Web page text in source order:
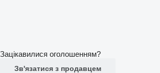
Зацікавилися оголошенням?
Зв'язатися з продавцем